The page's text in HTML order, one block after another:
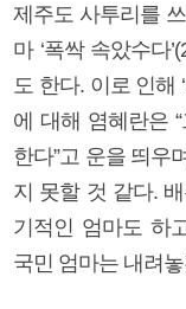
제주도 사투리를
마 ‘폭싹 속았수다
도 한다. 이로 인해
에 대해 염혜란은
한다”고 운을 띄우
지 못할 것 같다.
기적인 엄마도 하
국민 엄마는 내려